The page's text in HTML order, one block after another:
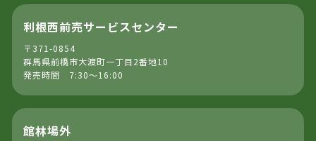
利根西前売サービスセンター
〒371-0854
群馬県前橋市大渡町一丁目2番地10
発売時間 7:30～16:00
館林場外